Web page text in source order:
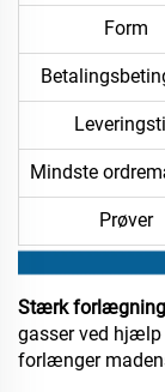
Form
Mindste
Prøver
Stærk
gasser ved
forlænger